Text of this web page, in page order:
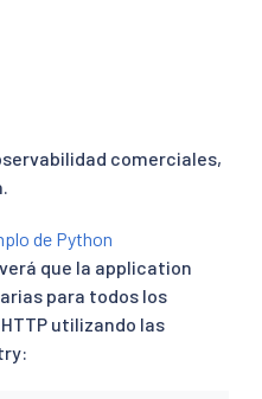
comerciales,
de Python
que la application
para todos los
utilizando las